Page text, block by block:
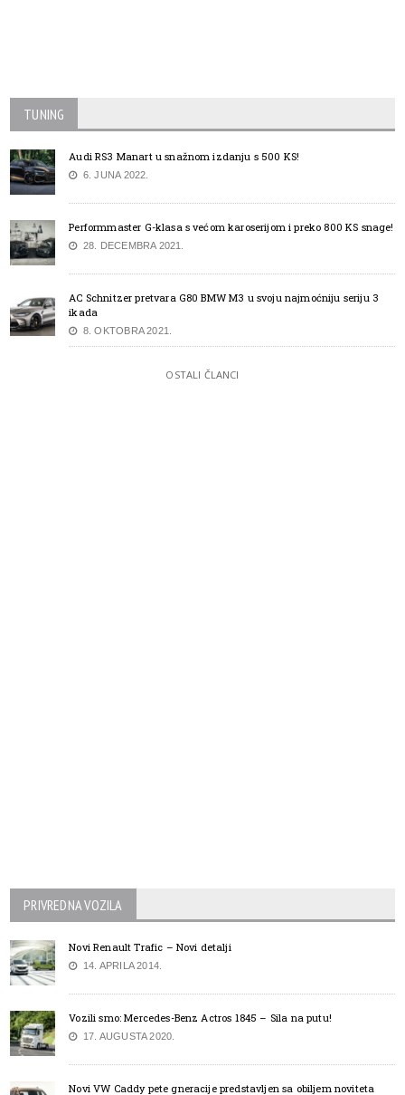
TUNING
Audi RS3 Manart u snažnom izdanju s 500 KS!
6. JUNA 2022.
Performmaster G-klasa s većom karoserijom i preko 800 KS snage!
28. DECEMBRA 2021.
AC Schnitzer pretvara G80 BMW M3 u svoju najmoćniju seriju 3
ikada
8. OKTOBRA 2021.
OSTALI ČLANCI
PRIVREDNA VOZILA
Novi Renault Trafic – Novi detalji
14. APRILA 2014.
Vozili smo: Mercedes-Benz Actros 1845 – Sila na putu!
17. AUGUSTA 2020.
Novi VW Caddy pete gneracije predstavljen sa obiljem noviteta